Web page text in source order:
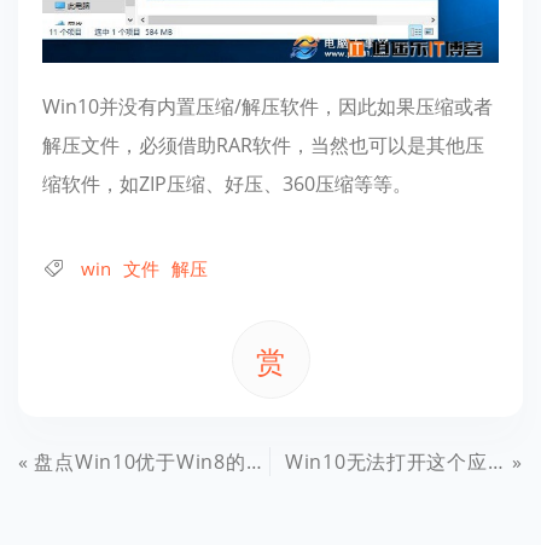
Win10并没有内置压缩/解压软件，因此如果压缩或者
解压文件，必须借助RAR软件，当然也可以是其他压
缩软件，如ZIP压缩、好压、360压缩等等。
win 文件 解压
赏
盘点Win10优于Win8的地方 Win10无法打开这个应用怎么办？Win10无法打开这个应用解决办法